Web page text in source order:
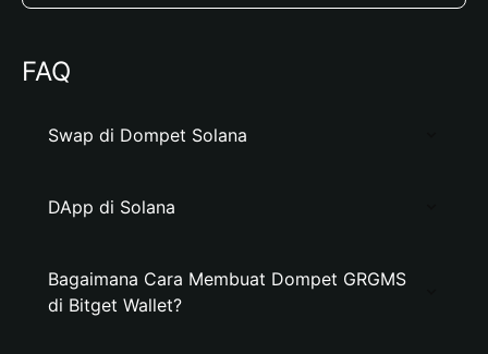
FAQ
Swap di Dompet Solana
DApp di Solana
Bagaimana Cara Membuat Dompet GRGMS
di Bitget Wallet?